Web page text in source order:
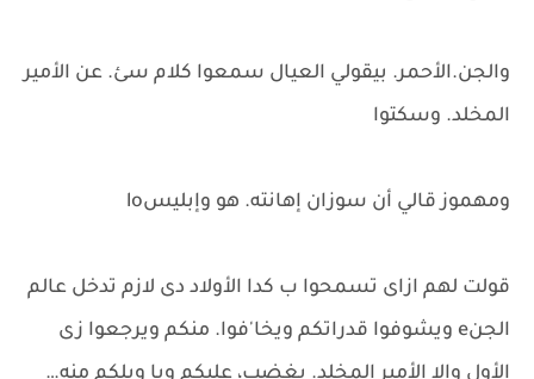
والجن.الأحمر. بيقولي العيال سمعوا كلام سئ. عن الأمير
المخلد. وسكتوا
ومهموز قالي أن سوزان إهانته. هو وإبليسlo
قولت لهم ازاى تسمحوا ب كدا الأولاد دى لازم تدخل عالم
الجنe ويشوفوا قدراتكم ويخا'فوا. منكم ويرجعوا زى
الأول وإلا الأمير المخلد. يغضب، عليكم ويا ويلكم منه…